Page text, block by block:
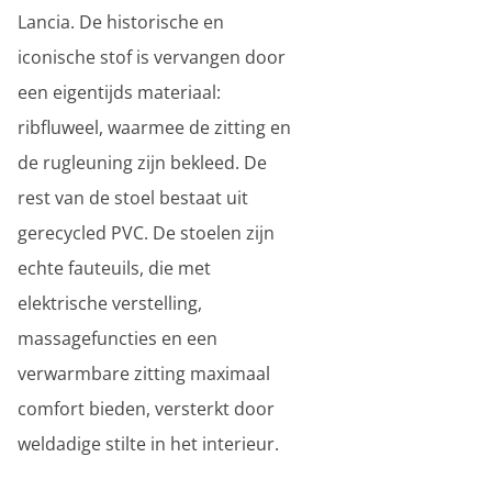
Lancia. De historische en
iconische stof is vervangen door
een eigentijds materiaal:
ribfluweel, waarmee de zitting en
de rugleuning zijn bekleed. De
rest van de stoel bestaat uit
gerecycled PVC. De stoelen zijn
echte fauteuils, die met
elektrische verstelling,
massagefuncties en een
verwarmbare zitting maximaal
comfort bieden, versterkt door
weldadige stilte in het interieur.